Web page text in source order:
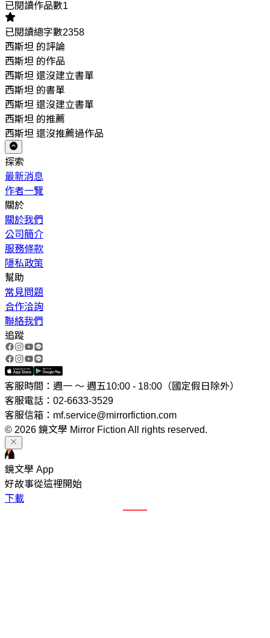
已閱讀作品數1
已閱讀總字數2358
西斯坦 的評論
西斯坦 的作品
西斯坦 還沒建立書單
西斯坦 的書單
西斯坦 還沒建立書單
西斯坦 的推薦
西斯坦 還沒推薦過作品
探索
最新消息
作者一覽
關於
關於我們
公司簡介
服務條款
隱私政策
幫助
常見問題
合作洽詢
聯絡我們
追蹤
客服時間：週一 ～ 週五10:00 - 18:00（國定假日除外）
客服電話：02-6633-3529
客服信箱：mf.service@mirrorfiction.com
© 2026 鏡文學 Mirror Fiction All rights reserved.
鏡文學 App
好故事從這裡開始
下載